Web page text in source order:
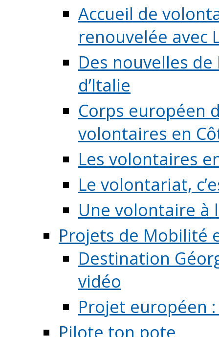
Accueil de
renouvelée avec
Des nouvelles
d’Italie
Corps européen
volontaires en
Les volontaires
Le volontariat,
Une volontaire à
Projets de Mobilité
Destination
vidéo
Projet européen
Pilote ton pote